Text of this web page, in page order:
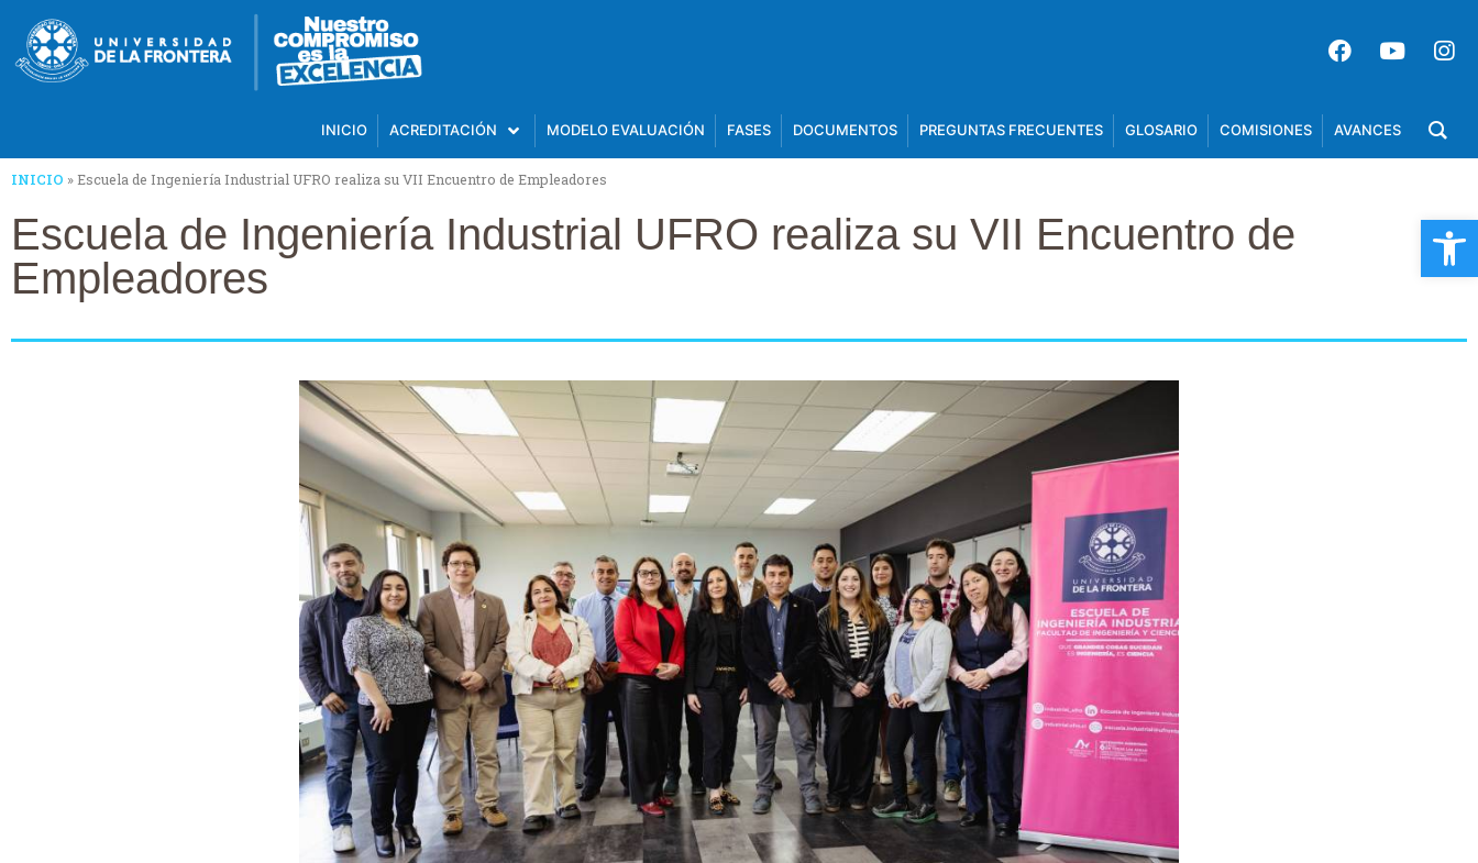
INICIO ACREDITACIÓN MODELO EVALUACIÓN FASES DOCUMENTOS PREGUNTAS FRECUENTES GLOSARIO COMISIONES AVANCES
INICIO »Escuela de Ingeniería Industrial UFRO realiza su VII Encuentro de Empleadores
Escuela de Ingeniería Industrial UFRO realiza su VII Encuentro de
Empleadores